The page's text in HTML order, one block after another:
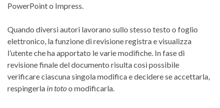
PowerPoint o Impress.
Quando diversi autori lavorano sullo stesso testo o foglio
elettronico, la funzione di revisione registra e visualizza
l’utente che ha apportato le varie modifiche. In fase di
revisione finale del documento risulta così possibile
verificare ciascuna singola modifica e decidere se accettarla,
respingerla in totoo modificarla.